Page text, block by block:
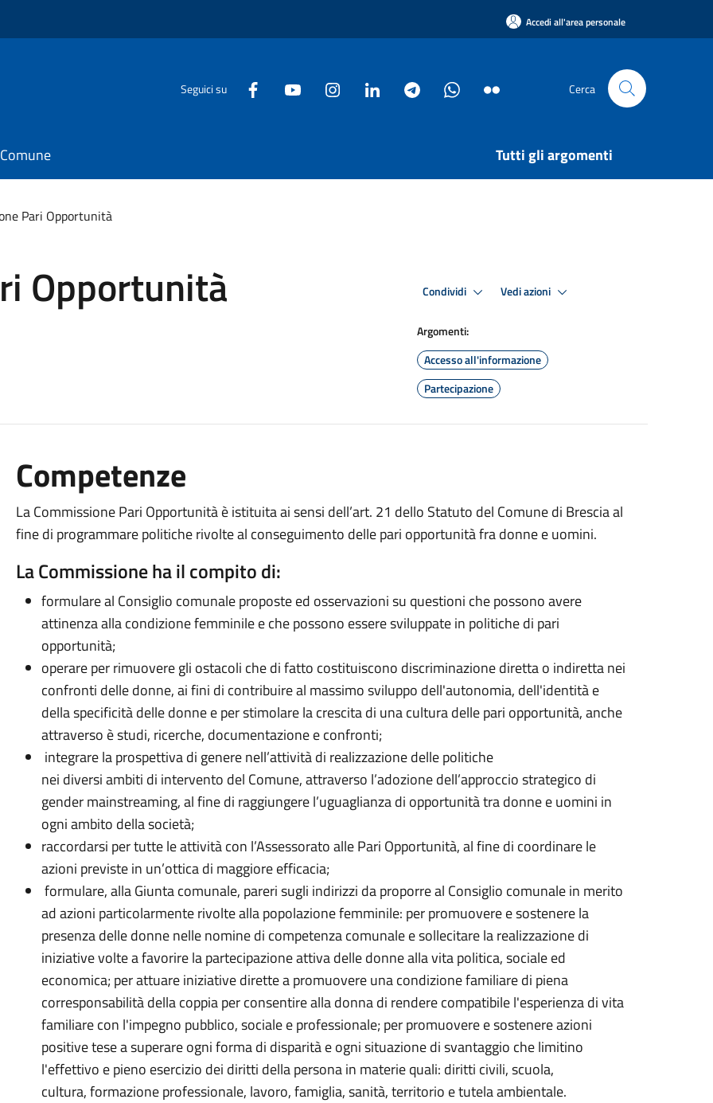
Accedi all'area personale
Seguici su Cerca
Tutti gli argomenti
Pari Opportunità
Opportunità Condividi Vedi azioni
Argomenti:
Accesso all'informazione
Partecipazione
Competenze
La Commissione Pari Opportunità è istituita ai sensi dell’art. 21 dello Statuto del Comune di Brescia al
fine di programmare politiche rivolte al conseguimento delle pari opportunità fra donne e uomini.
La Commissione ha il compito di:
formulare al Consiglio comunale proposte ed osservazioni su questioni che possono avere
attinenza alla condizione femminile e che possono essere sviluppate in politiche di pari
opportunità;
operare per rimuovere gli ostacoli che di fatto costituiscono discriminazione diretta o indiretta nei
confronti delle donne, ai fini di contribuire al massimo sviluppo dell'autonomia, dell'identità e
della specificità delle donne e per stimolare la crescita di una cultura delle pari opportunità, anche
attraverso è studi, ricerche, documentazione e confronti;
integrare la prospettiva di genere nell’attività di realizzazione delle politiche
nei diversi ambiti di intervento del Comune, attraverso l’adozione dell’approccio strategico di
gender mainstreaming, al fine di raggiungere l’uguaglianza di opportunità tra donne e uomini in
ogni ambito della società;
raccordarsi per tutte le attività con l’Assessorato alle Pari Opportunità, al fine di coordinare le
azioni previste in un’ottica di maggiore efficacia;
formulare, alla Giunta comunale, pareri sugli indirizzi da proporre al Consiglio comunale in merito
ad azioni particolarmente rivolte alla popolazione femminile: per promuovere e sostenere la
presenza delle donne nelle nomine di competenza comunale e sollecitare la realizzazione di
iniziative volte a favorire la partecipazione attiva delle donne alla vita politica, sociale ed
economica; per attuare iniziative dirette a promuovere una condizione familiare di piena
corresponsabilità della coppia per consentire alla donna di rendere compatibile l'esperienza di vita
familiare con l'impegno pubblico, sociale e professionale; per promuovere e sostenere azioni
positive tese a superare ogni forma di disparità e ogni situazione di svantaggio che limitino
l'effettivo e pieno esercizio dei diritti della persona in materie quali: diritti civili, scuola,
cultura, formazione professionale, lavoro, famiglia, sanità, territorio e tutela ambientale.